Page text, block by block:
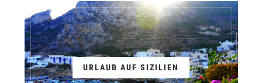
URLAUB AUF SIZILIEN